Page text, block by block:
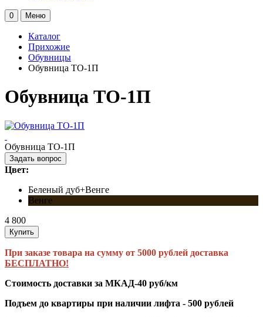
0 Меню
Каталог
Прихожие
Обувницы
Обувница ТО-1П
Обувница ТО-1П
Обувница ТО-1П
Задать вопрос
Цвет:
Беленый дуб+Венге
Венге
4 800
Купить
При заказе товара на сумму от 5000 рублей доставка
БЕСПЛАТНО!
Стоимость доставки за МКАД-40 руб/км
Подъем до квартиры при наличии лифта - 500 рублей